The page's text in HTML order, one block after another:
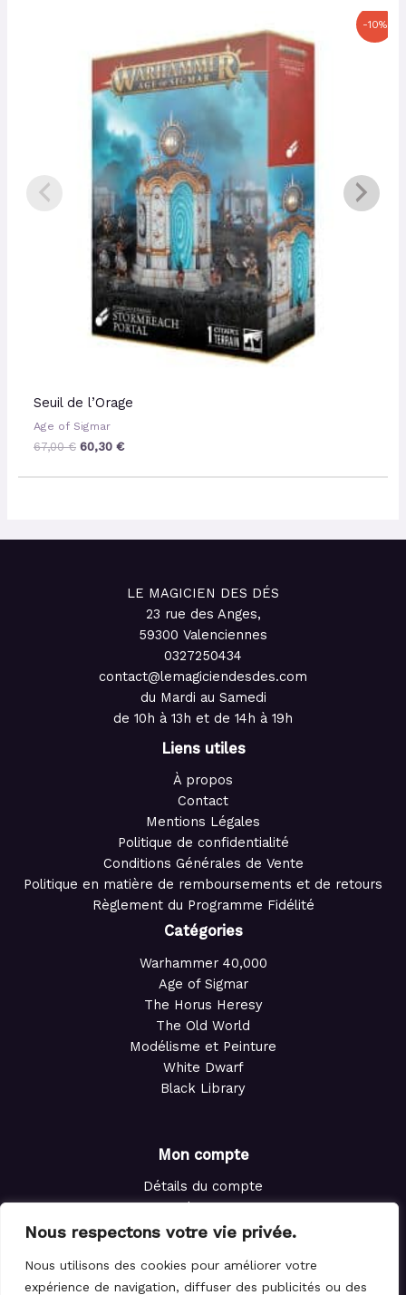
Nous respectons votre vie privée.
Nous utilisons des cookies pour améliorer votre
expérience de navigation, diffuser des publicités ou des
-10%
Seuil de l’Orage
Age of Sigmar
67,00€
était :
67,00 €.
60,30€
actuel
est :
60,30 €.
LE MAGICIEN DES DÉS
23 rue des Anges,
59300 Valenciennes
0327250434
contact@lemagiciendesdes.com
du Mardi au Samedi
de 10h à 13h et de 14h à 19h
Liens utiles
À propos
Contact
Mentions Légales
Politique de confidentialité
Conditions Générales de Vente
Politique en matière de remboursements et de retours
Règlement du Programme Fidélité
Catégories
Warhammer 40,000
Age of Sigmar
The Horus Heresy
The Old World
Modélisme et Peinture
White Dwarf
Black Library
Mon compte
Détails du compte
Adresses
Commandes
Panier